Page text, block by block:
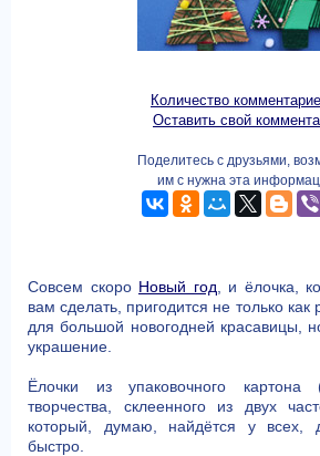
Количество
Оставить свой
Поделитесь с друзьями,
им с нужна эта
Совсем скоро Новый год , и ёлочка,
вам сделать, пригодится не только как
для большой новогодней красавицы,
украшение.
Ёлочки из упаковочного
творчества, склеенного из двух
который, думаю, найдётся у всех,
быстро.